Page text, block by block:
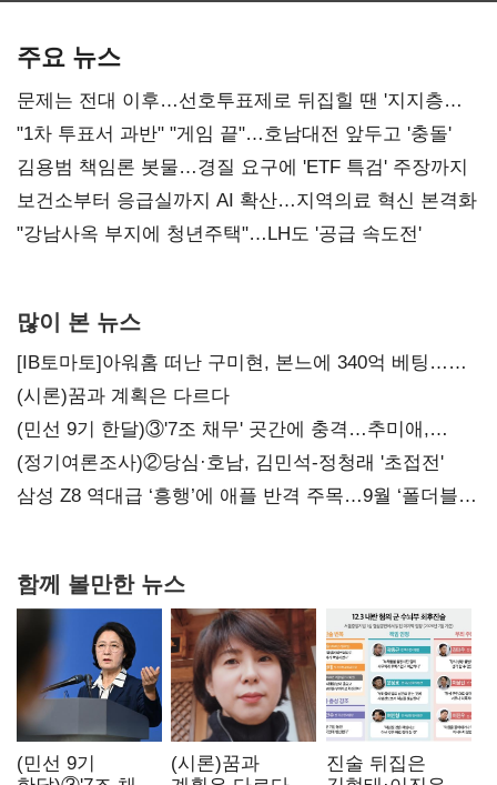
주요 뉴스
문제는 전대 이후…선호투표제로 뒤집힐 땐 '지지층
불복'
"1차 투표서 과반" "게임 끝"…호남대전 앞두고 '충돌'
김용범 책임론 봇물…경질 요구에 'ETF 특검' 주장까지
보건소부터 응급실까지 AI 확산…지역의료 혁신 본격화
"강남사옥 부지에 청년주택"…LH도 '공급 속도전'
많이 본 뉴스
[IB토마토]아워홈 떠난 구미현, 본느에 340억 베팅…
가족 지배체제 구축
(시론)꿈과 계획은 다르다
(민선 9기 한달)③'7조 채무' 곳간에 충격…추미애,
20년만에 '비상재정' 선언 승부수
(정기여론조사)②당심·호남, 김민석-정청래 '초접전'
삼성 Z8 역대급 ‘흥행’에 애플 반격 주목…9월 ‘폴더블
함께 볼만한 뉴스
(민선 9기
(시론)꿈과
진술 뒤집은